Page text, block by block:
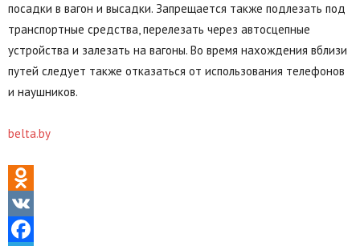
посадки в вагон и высадки. Запрещается также подлезать под
транспортные средства, перелезать через автосцепные
устройства и залезать на вагоны. Во время нахождения вблизи
путей следует также отказаться от использования телефонов
и наушников.
belta.by
Odnoklassniki
VK